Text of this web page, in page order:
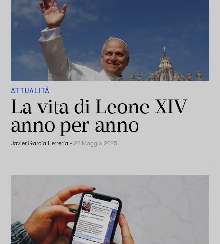
ATTUALITÀ
La vita di Leone XIV
anno per anno
Javier García Herrería - 28 Maggio 2025